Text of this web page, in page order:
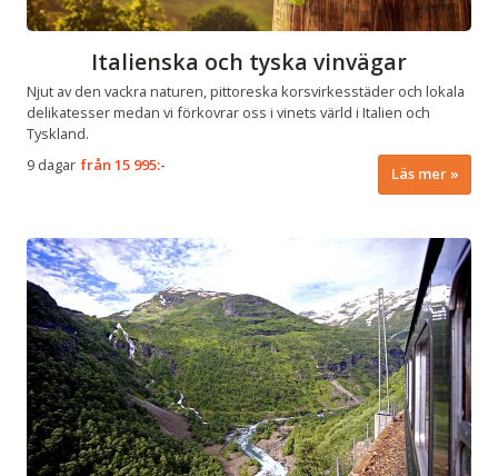
Italienska och tyska vinvägar
Njut av den vackra naturen, pittoreska korsvirkesstäder och lokala
delikatesser medan vi förkovrar oss i vinets värld i Italien och
Tyskland.
9 dagar från15 995:- Läs mer